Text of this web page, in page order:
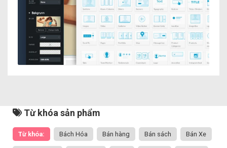
Từ khóa sản phẩm
Từ khóa: Bách Hóa Bán hàng Bán sách Bán Xe